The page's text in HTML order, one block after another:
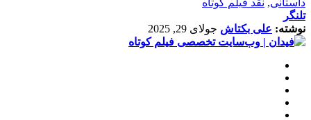
تلنگر
نوشته: علی بکتاش جولای 29, 2025